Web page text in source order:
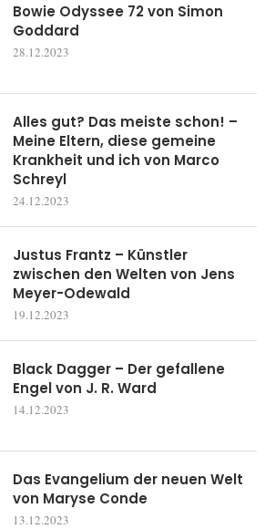
Bowie Odyssee 72 von Simon
Goddard
28.12.2023
Alles gut? Das meiste schon! –
Meine Eltern, diese gemeine
Krankheit und ich von Marco
Schreyl
24.12.2023
Justus Frantz – Künstler
zwischen den Welten von Jens
Meyer-Odewald
19.12.2023
Black Dagger – Der gefallene
Engel von J. R. Ward
14.12.2023
Das Evangelium der neuen Welt
von Maryse Conde
13.12.2023